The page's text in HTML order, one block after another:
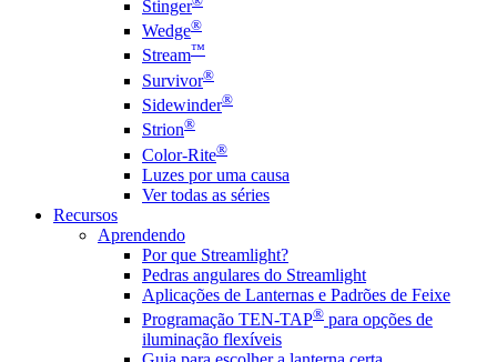
Stinger
Wedge®
Stream™
Survivor®
Sidewinder®
Strion®
Color-Rite®
Luzes por uma causa
Ver todas as séries
Recursos
Aprendendo
Por que Streamlight?
Pedras angulares do Streamlight
Aplicações de Lanternas e Padrões de Feixe
Programação TEN-TAP® para opções de
iluminação flexíveis